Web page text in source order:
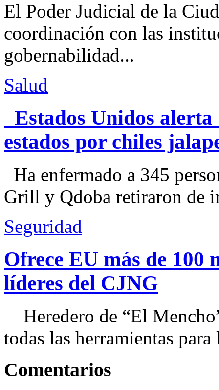
El Poder Judicial de la
coordinación con las
gobernabilidad...
Salud
Estados Unidos alerta
estados por chiles
Ha enfermado a 345
Grill y Qdoba retiraron de
Seguridad
Ofrece EU más de 100
líderes del CJNG
Heredero de “El
todas las herramientas
Comentarios